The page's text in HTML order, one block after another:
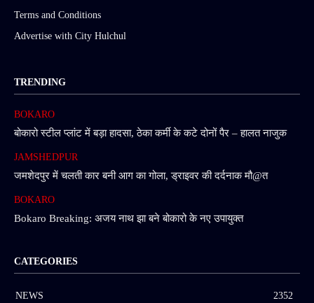
Terms and Conditions
Advertise with City Hulchul
TRENDING
BOKARO
बोकारो स्टील प्लांट में बड़ा हादसा, ठेका कर्मी के कटे दोनों पैर – हालत नाजुक
JAMSHEDPUR
जमशेदपुर में चलती कार बनी आग का गोला, ड्राइवर की दर्दनाक मौ@त
BOKARO
Bokaro Breaking: अजय नाथ झा बने बोकारो के नए उपायुक्त
CATEGORIES
NEWS
2352